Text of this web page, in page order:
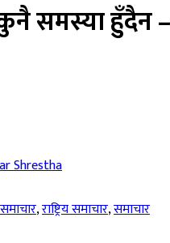
समस्या हुँदैन
Shrestha
,राष्ट्रिय समाचार,समाचार